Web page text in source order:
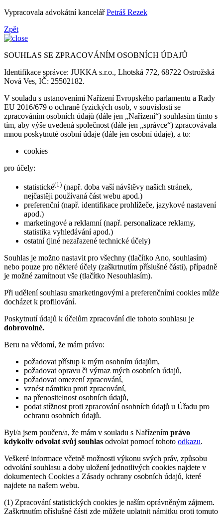
Vypracovala advokátní kancelářPetráš Rezek
Zpět
SOUHLAS SE ZPRACOVÁNÍM OSOBNÍCH ÚDAJŮ
Identifikace správce: JUKKA s.r.o., Lhotská 772, 68722 Ostrožská
Nová Ves, IČ: 25502182.
V souladu s ustanoveními Nařízení Evropského parlamentu a Rady
EU 2016/679 o ochraně fyzických osob, v souvislosti se
zpracováním osobních údajů (dále jen „Nařízení“) souhlasím tímto s
tím, aby výše uvedená společnost (dále jen „správce“) zpracovávala
mnou poskytnuté osobní údaje (dále jen osobní údaje), a to:
cookies
pro účely:
statistické(1) (např. doba vaší návštěvy našich stránek,
nejčastěji používaná část webu apod.)
preferenční (např. identifikace prohlížeče, jazykové nastavení
apod.)
marketingové a reklamní (např. personalizace reklamy,
statistika vyhledávání apod.)
ostatní (jiné nezařazené technické účely)
Souhlas je možno nastavit pro všechny (tlačítko Ano, souhlasím)
nebo pouze pro některé účely (zaškrtnutím příslušné části), případně
je možné zamítnout vše (tlačítko Nesouhlasím).
Při udělení souhlasu smarketingovými a preferenčními cookies může
docházet k profilování.
Poskytnutí údajů k účelům zpracování dle tohoto souhlasu je
dobrovolné.
Beru na vědomí, že mám právo:
požadovat přístup k mým osobním údajům,
požadovat opravu či výmaz mých osobních údajů,
požadovat omezení zpracování,
vznést námitku proti zpracování,
na přenositelnost osobních údajů,
podat stížnost proti zpracování osobních údajů u Úřadu pro
ochranu osobních údajů.
Byl/a jsem poučen/a, že mám v souladu s Nařízením právo
kdykoliv odvolat svůj souhlas odvolat pomocí tohoto odkazu.
Veškeré informace včetně možnosti výkonu svých práv, způsobu
odvolání souhlasu a doby uložení jednotlivých cookies najdete v
dokumentech Cookies a Zásady ochrany osobních údajů, které
najdete na našem webu.
(1) Zpracování statistických cookies je naším oprávněným zájmem.
Zaškrtnutím příslušné části zde můžete uplatnit námitku proti tomuto